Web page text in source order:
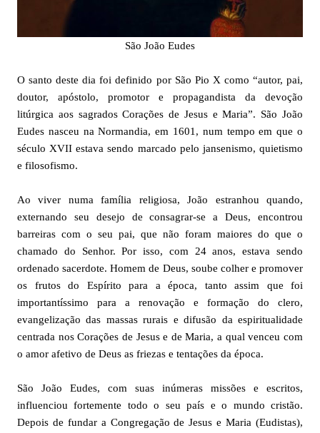
São João Eudes
O santo deste dia foi definido por São Pio X como “autor, pai,
doutor, apóstolo, promotor e propagandista da devoção
litúrgica aos sagrados Corações de Jesus e Maria”. São João
Eudes nasceu na Normandia, em 1601, num tempo em que o
século XVII estava sendo marcado pelo jansenismo, quietismo
e filosofismo.
Ao viver numa família religiosa, João estranhou quando,
externando seu desejo de consagrar-se a Deus, encontrou
barreiras com o seu pai, que não foram maiores do que o
chamado do Senhor. Por isso, com 24 anos, estava sendo
ordenado sacerdote. Homem de Deus, soube colher e promover
os frutos do Espírito para a época, tanto assim que foi
importantíssimo para a renovação e formação do clero,
evangelização das massas rurais e difusão da espiritualidade
centrada nos Corações de Jesus e de Maria, a qual venceu com
o amor afetivo de Deus as friezas e tentações da época.
São João Eudes, com suas inúmeras missões e escritos,
influenciou fortemente todo o seu país e o mundo cristão.
Depois de fundar a Congregação de Jesus e Maria (Eudistas),